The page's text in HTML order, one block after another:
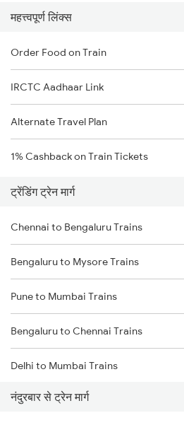
महत्त्वपूर्ण लिंक्स
Order Food on Train
IRCTC Aadhaar Link
Alternate Travel Plan
1% Cashback on Train Tickets
ट्रेंडिंग ट्रेन मार्ग
Chennai to Bengaluru Trains
Bengaluru to Mysore Trains
Pune to Mumbai Trains
Bengaluru to Chennai Trains
Delhi to Mumbai Trains
Mumbai to Pune Trains
नंदुरबार से ट्रेन मार्ग